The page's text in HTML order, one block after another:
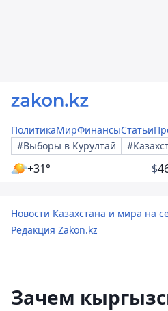
ПолитикаМирФинансыСтатьи
#Выборы в Курултай
+31° $
Новости Казахстана и мира на
Редакция Zakon.kz
Зачем